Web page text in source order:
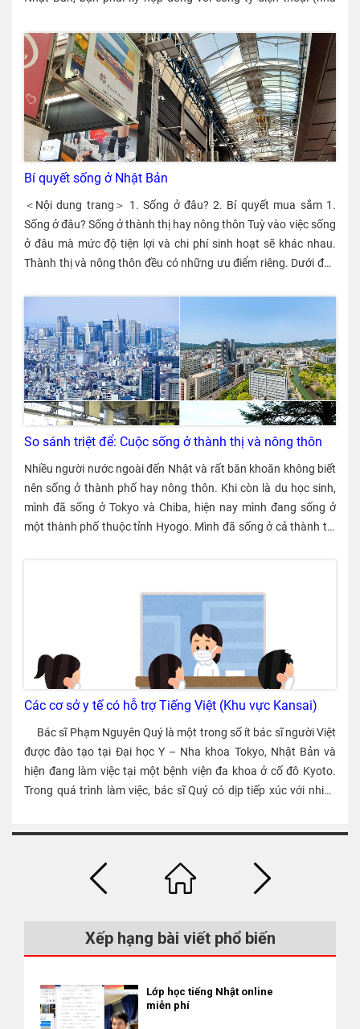
Bí quyết sống ở Nhật Bản
＜Nội dung trang＞ 1. Sống ở đâu? 2. Bí quyết mua sắm 1. Sống ở đâu? Sống ở thành thị hay nông thôn Tuỳ vào việc sống ở đâu mà mức độ tiện lợi và chi phí sinh hoạt sẽ khác nhau. Thành thị và nông thôn đều có những ưu điểm riêng. Dưới đây là blog so sánh điểm hay và dở của cuộc sống tại thành thị và nông thôn do một cựu du học sinh từng sống ở cả 2 nơi kể lại. So sánh chi tiết: Sống ở thành thị và nông thôn Phân tích dữ liệu: Sống ở địa phương nào mức chi vượt thu ít hơn So sánh giữa “chi phí của du học sinh” theo kết quả khảo sát của JASSO và “ước tính thu nhập từ baito” do ban biên tập tính toán dựa trên mức lương tối thiểu, ta có thể biết được chênh lệch thu chi của du học sinh từng vùng. Theo kết quả này, vùng bị chi vượt thu nhiều nhất là Kanto, tiếp theo là Tokyo, còn vùng ít bị thâm hụt nhất là Shikoku. Theo dữ liệu thì ở các thành phố lớn, khuynh hướng chung là mức lương giờ cao hơn nên lương baito kiếm được nhiều, nhưng chi phí còn cao hơn nữa. Nguyên nhân quan trọng trong khác biệt về chi phí là tiền thuê nhà và học phí. Để đạt được mục đích của bản thân khi đi du học thì nên chăng đừng lựa chọn địa phương theo ý thích, mà hãy tính toán kĩ về kinh tế khi chọn nơi đến để du học. ◆ Chi phí và thu nhập ước tính từ baito trong 1 tháng của du học sinh A. Chi phí B. Thu nhập ước tính từ baito Mức chênh lệch B－A Các tỉnh có nhiều du học sinh Lương tối thiểu bình quân Hokkaido 130.000 94.710 -35.290 Hokkaido 861 Tohoku 126.000 89.833 -36.167 Miyagi, Fukushima 817 Kanto 157.000 101.970 -55.030 Saitama, Chiba 927 Tokyo 163.000 111.430 -51.570 Tokyo 1.013 Chubu 130.000 100.430 -29.570 Aichi, Shizuoka 913 Kinki 143.000 104.023 -38.977 Osaka, Kyoto 946 Chukoku 126.000 94.453 -31.547 Hiroshima, Okayama 859 Shikoku 117.000 89.210 -27.790 Kagawa, Ehime 811 Kyushu 129.000 90.787 -38.213 Fukuoka, Oita 825 ※Lương tối thiểu các vùng (bình quân) = (Lương tối thiểu của tỉnh có nhiều du học sinh nhất x 2 + lương tối thiểu của tỉnh có nhiều du học sinh thứ nhì)÷3 ※Thu nhập ước tính từ baito = lương tối thiểu (bình quân) x 110 tiếng Trái: Thành phố Nagoya; Phải: Thành phố Fukuoka Ở nông thôn thường dễ sống hơn Cả du học sinh, thực tập sinh kỹ năng và kỹ sư khi làm việc ở thành phố lớn thường có mức lương cao hơn, nhưng nhiều trường hợp chi phí sinh hoạt còn cao hơn cả thu nhập, vì vậy, các bạn nên hết sức chú ý. Đối với thực tập sinh kỹ năng, tiền kí túc xá ở thành thị là một điểm mấu chốt. Tuỳ theo công ty phái cử, cũng có nơi học sinh không được tự do lựa chọn nơi đến thực tập, còn các công ty phái cử mà học sinh được chọn lựa thì thường là công ty làm ăn đàng hoàng hơn. Ngoài ra, trong số các du học sinh mà ban biên tập đã phỏng vấn, những bạn chọn vùng nông thôn thường có cuộc sống tương đối dễ dàng hơn, và nhờ đó, các bạn này cũng có xu hướng dành phần thời gian dư ra đó cho việc học. Các bạn có thể đọc những câu chuyện trải nghiệm thực tế của các sempai (du học sinh, thực tập sinh kỹ năng) miêu tả cụ thể cuộc sống ở vùng nông thôn để tham khảo cách lựa chọn nơi sinh sống. ● Hành trình du học trọn vẹn ý nghĩa nhờ vòng kết nối bạn bè phong phú (Du học: Từ trường tiếng Nhật → Đại học tỉnh lập Nagasaki) ● Học tập nghiêm túc, du học chi phí thấp. ● Lấy được chứng chỉ N1 sau chưa đầy 3 năm (Thực tập kỹ năng trong vòng tay ấm áp của những người xung quanh) ● Cùng bạn bè sống vui vẻ ở miền thôn quê (Thực tập kỹ năng ở tỉnh Mie) 2. Bí quyết mua sắm Đối với thực phẩm, ngoài chuyện giá cả, các bạn nên quan tâm đến độ an toàn nữa nhé. Còn đối với đồ điện gia dụng hay đồ lặt vặt dùng hàng ngày thì ngay cả trong cùng một khu vực thì tuỳ theo cửa hàng hoặc cách mua hàng mà giá cả có thể rất khác nhau. Vì vậy, các bạn nên bỏ công sức một chút để tiết kiệm nhé. Siêu thị Siêu thị mà người Việt trẻ ở Nhật đặc biệt ưa chuộng là siêu thị “Gyomu supa” có mặt trên toàn quốc. Ngoài siêu thị này ra, cũng còn nhiều siêu thị giá rẻ khác nữa. Bên cạnh đó, có nhiều người Việt còn đi mua sắm theo kiểu cùng trong một lần đi nhiều trung tâm mua sắm và siêu thị khác nhau, và ở mỗi cửa hàng lại mua một số mặt hàng khác nhau. Cửa hàng 100 yên Hầu hết các đồ dùng lặt vặt hằng ngày đều có thể mua được ở “Cửa hàng 100 yên”. Các cửa hàng này còn được gọi là cửa hàng “hyakkin” (nghĩa là đồng giá 100). Đúng như tên gọi này, hầu hết các mặt hàng đều có giá (trước thuế) là 100 yên. ※100 yên = khoảng 22.300 VND (Tỷ giá ngày 23/11/2020) Ở cửa hàng 100 yên, bạn có thể mua đủ loại tạp phẩm từ bát đũa, đồ dùng nhà bếp, đồ dùng trong nhà vệ sinh, dụng cụ, văn phòng phẩm, đồ thủ công, đồ điện... Rất nhiều người Nhật sau khi chuyển nhà thì trước tiên cũng đi ra cửa hàng 100 yên. Các công ty lớn kinh doanh cửa hàng 100 yên gồm có Daiso, Seria, Watts (bao gồm cả Meets, Look), Can★Do v.v.. Cách mua sắm đồ điện gia dụng Mua đồ trên trang so sánh rẻ hơn ở cửa hàng điện máy lớn Nói chung, so với cửa hàng đồ điện ngoài phố, các cửa hàng điện máy lớn (Joshin, Yamada Denki, Yodobashi Camera, Bic Camera v.v.) có giá rẻ hơn, còn các trang so sánh giá trên mạng Internet (như kakaku.com chẳng hạn) thì còn rẻ hơn nữa. Trong nhiều trường hợp, “giá thấp nhất” trên các trang so sánh còn thấp hơn “giá đặc biệt” tại các cửa hàng điện máy lớn. Trên các trang so sánh, ngoài đồ điện gia dụng, còn có thông tin về nhiều mặt hàng và dịch vụ khác nữa. Trang web bán hàng Tất cả các mặt hàng đều có thể mua được trên các trang web bán hàng qua mạng. Tuỳ từng sản phẩm mà giá cả có thể sẽ rẻ hơn mua ở siêu thị. Tuỳ theo từng gian hàng, có cả trường hợp nếu giá sản phẩm vượt qua một mức nhất định thì sẽ được miễn phí vận chuyển. Rakuten Amazon Cửa hàng kinh doanh số lượng lớn giá rẻ Các cửa hàng kinh doanh số lượng lớn giá rẻ được ưa chuộng gồm có “Don Quijote”, “Costco” v.v… Chuỗi cửa hàng “Don Quijote” có nhiều cửa hàng đặt ở những nơi dễ đi tới bằng tàu điện và được khách du lịch nước ngoài rất yêu thích. Don Quijote Hợp đồng nghe gọi・dữ liệu điện thoại di động Ở Nhật Bản, nếu sử dụng điện thoại di động trong thời gian dài thì bạn sẽ phải ký hợp đồng với nhà mạng di động (công ty viễn thông) và trả cước sử dụng hằng tháng. 3 nhà mạng lớn gồm có docomo, au và Softbank. Hầu hết các gói cước bao gồm cả nghe gọi và dữ liệu (kết nối Internet) đều vào khoảng từ 5.000 ~ 8.000 yên/tháng. Hiện nay, ngày càng có nhiều người sử dụng các loại SIM giá rẻ với mức phí sử dụng thấp hơn. Dưới đây là đường link bài viết chi tiết về SIM giá rẻ. Lựa chọn công ty điện thoại di động (SIM) một cách khôn ngoan 1. Tại sao cần phải ký hợp đồng dịch vụ nghe gọi và dữ liệu 2. Nhà mạng lớn thì chất lượng dịch vụ tốt, giá cao 3. Điện thoại・SIM giá rẻ 4. Ví dụ về gói cước SIM giá rẻ 5. Nhược điểm của SIM giá rẻ và cách khắc phục Quần áo, giày dép Có rất nhiều cửa hiệu quần áo giá rẻ. UNIQLO có cửa hàng ở khắp mọi nơi trên đất nước Nhật Bản, còn cửa hàng của ZARA và H&
So sánh triệt để: Cuộc sống ở thành thị và nông thôn
Nhiều người nước ngoài đến Nhật và rất băn khoăn không biết nên sống ở thành phố hay nông thôn. Khi còn là du học sinh, mình đã sống ở Tokyo và Chiba, hiện nay mình đang sống ở một thành phố thuộc tỉnh Hyogo. Mình đã sống ở cả thành thị và nông thôn ở Nhật nên mình muốn giới thiệu với các bạn những điểm khác biệt giữa hai nơi này. 〈Miikochan〉 Người nước ngoài sống ở Nhật Theo thống kê của Bộ tư pháp, tính đến tháng 6 năm 2021, có khoảng 2.820.000 người nước ngoài sinh sống ở Nhật. Các quốc tịch của người nước ngoài được xếp hạng như sau. ① Người Trung Quốc: 745.411 người (26.4%) ② Người Việt Nam: 450.046 người (15.9%) ③ Người Hàn Quốc: 416.389 người (14.7%) ④ Người Philippines: 277.341 người (9.8%) ⑤ Người Brazil: 206.365 người (7.3%) Thêm vào đó, các tỉnh thành phố có nhiều người nước ngoài được xếp hạng như sau. Tỉnh, thành phố Số người nước ngoài % 1 Tokyo 541,807 19.2 2 Aichi 269,685 9.6 3 Osaka 250,071 8.9 4 Kanagawa 230,301 8.2 5 Saitama 198,548 7.0 6 Chiba 168,048 6.0 7 Hyogo 113,772 4.0 8 Shizuoka 99,143 3.5 Điểm tốt và điểm không tốt khi sống ở thành phố Khi sống trong 23 quận ở Tokyo, mình thấy cái gì cũng tiện lợi. Đặc biệt là hệ thống cửa hàng rất phong phú, đầy đủ, có nhiều siêu thị và cửa hàng tiện lợi. Có nhiều nhân viên cửa hàng là người nước ngoài, bạn có thể xin tư vấn bằng tiếng Việt tại một số cửa hàng bán điện thoại di động và sim. Vì vậy, mình đã tổng hợp các điểm tốt và không tốt khi sống ở thành phố vào bảng dưới đây. ◆ Điểm tốt khi sống ở thành phố Về mặt công việc Nhiều thông tin tuyển dụng, nhiều việc làm thêm Nhiều nơi làm việc tích cực tuyển dụng người nước ngoài Mức lương tiêu chuẩn cao Về mặt sinh hoạt Nhiều tuyến đường, tần suất số chuyến tàu, xe buýt cao Gần sân bay lớn, thuận tiện để đi về nước, đi du lịch Nhiều khu vui chơi, nhà hàng, cửa hàng nhỏ. Nhiều nơi cung cấp dịch vụ cho người nước ngoài Nhiều nhà trẻ, trường mầm non Về mặt văn hoá Dễ tiếp nhận người nước ngoài Nhiều người nước ngoài, dễ tìm bạn cùng quê ◆ Điểm không tốt khi sống ở thành phố Về mặt công việc Vất vả trong việc đi học, đi làm vì tàu chật kín người Về mặt sinh hoạt Vật giá cao (đặc biệt là tiền nhà, tiền học phí, các món ăn sống v.v.) Nhiều ô tô nên không khí bị ô nhiễm vì các loại khí thải Khó tìm được một khoảng trống để tự trồng rau v.v. Xa núi, biển nên ít có cơ hội tham gia các hoạt động vui chơi ngoài trời Về mặt văn hoá Mối quan hệ giữa người với người khá mờ nhạt, ít có tinh thần "tương thân tương ái" Điểm tốt và điểm không tốt khi sống ở nông thôn Thành phố ở địa phương (Thành phố Shizuoka) Sau khi sống ở Tokyo, mình đã sống ở thành phố Kashiwa thuộc tỉnh Chiba, hiện nay thì sống ở thành phố Himeji thuộc tỉnh Hyogo. So với việc sống ở Tokyo, khi sống ở các thành phố thuộc các tỉnh, tiền thuê nhà rất rẻ nhưng phòng rất rộng. Thế nhưng, khi mình đi tìm việc thì không tìm được việc mình thích ở gần nơi mình sống. Vì thế mà mình phải đi tàu 2 tiếng (một chiều) để đi từ Himeji vào trong thành phố Osaka làm việc. Hồi mình ở thành phố Kashiwa cũng vậy, mình đi đến chỗ làm thêm ở Tokyo mất 45 phút (một chiều). Tuy nhiên, thời gian gần đây, các thành phố nhỏ ở nông thôn cũng đã có thêm nhiều việc cho người nước ngoài. ◆ Điểm tốt khi sống ở nông thôn Về mặt sinh hoạt Vật giá rẻ, nếu so với thành phố lớn thì tiền nhà, tiền học, tiền mua đồ ăn sống rất rẻ Ít cảm thấy stress do đông người, tiếng ồn, tắc nghẽn vào giờ đi làm Không khí sạch, tốt cho sức khoẻ Có nhiều người tự trồng rau trong vườn nhà, nếu sống ở chung cư cũng có một khoảng đất nhỏ để trồng trọt Gần núi, biển, dễ tham gia các hoạt động vui chơi ngoài trời Về mặt văn hoá Có khu vực có sự gắn kết mạnh mẽ của cộng đồng người thuộc từng quốc gia Tình người nồng ấm, có văn hoá tương trợ lẫn nhau ◆ Điểm không tốt khi sống ở nông thôn Ít tuyến đường, tần suất số chuyến tàu, xe buýt thấp. Ở những nơi xa thành phố lớn, có nơi 1 tiếng chỉ có 1-2 chuyến tàu điện. Có những nơi không có tàu điện, xe buýt, nếu không có ô riêng thì không thể sinh hoạt được. Để lấy bằng lái ô tô thì cần có tiếng Nhật tương đương N2. Rất ít khu vui chơi giải trí, cửa hàng nhỏ, quán ăn Việt Nam v.v. Những điều lưu tâm khi sống ở Nhật Khi sống ở Nhật, mình thường lưu tâm đến các việc dưới đây. ・ Giao tiếp nhiều với người Nhật. ・ Hoàn thành tốt vai trò và trách nhiệm của mình trong công việc. ・ Tích cực tham gia các hoạt động tình nguyện ở địa phương. ・ Hiểu cách nghĩ của người Nhật, học hỏi những điểm tốt. Ngoài ra, việc tuân thủ các luật lệ trong xã hội cũng rất quan trọng. Bạn hãy tuân thủ luật pháp và các luật như “không ăn cắp vặt”, “không sử dụng thẻ lưu trú giả”, “không bán sổ ngân hàng, thẻ ngân hàng cho người khác” v.v. Hãy tham khảo kinh nghiệm của những anh chị đã có cuộc sống tuyệt vời ở nông thôn nhé. [iconpress id="local_1803" title="external link" style="color:#525252; font-size:22px;" ] Hành trình du học trọn vẹn ý nghĩa nhờ vòng kết nối bạn bè phong phú (Nagasaki) [iconpress id="local_1803" title="external link" style="color:#525252; font-size:22px;" ] Cùng bạn bè sống vui vẻ ở vùng thôn quê (Thực tập kỹ năng ở tỉnh Mie) Tổng kết Thành phố lớn hay nông thôn đều có giá trị riêng. Bạn hãy chọn khu vực sống theo phong cách sống và mục tiêu tương lai của bạn. Mình muốn làm việc trong ngành dịch vụ nên ban đầu mình chọn một thành phố lớn - nơi dễ kiếm v
Các cơ sở y tế có hỗ trợ Tiếng Việt (Khu vực Kansai)
Bác sĩ Phạm Nguyên Quý là một trong số ít bác sĩ người Việt
được đào tạo tại Đại học Y – Nha khoa Tokyo, Nhật Bản và
hiện đang làm việc tại một bệnh viện đa khoa ở cố đô Kyoto.
Trong quá trình làm việc, bác sĩ Quý có dịp tiếp xúc với nhiều
kiếm cơ sở y tế Số người Việt Nam đang làm việc, học tập ở
Nhật Bản ngày càng tăng. Theo số liệu của Bộ Tư pháp Nhật
năm trước đó. Tuy nhiên, một bộ phận lớn người Việt không đủ
khó khăn trong việc giao tiếp khi đi khám bệnh. Đây là vấn đề
phổ biến của người nước ngoài ở Nhật dù nhiều người có bảo
hiểm y tế và trên nguyên tắc có thể đi bất cứ bệnh viện/phòng
Xếp hạng bài viết phổ biến
Lớp học tiếng Nhật online
miễn phí